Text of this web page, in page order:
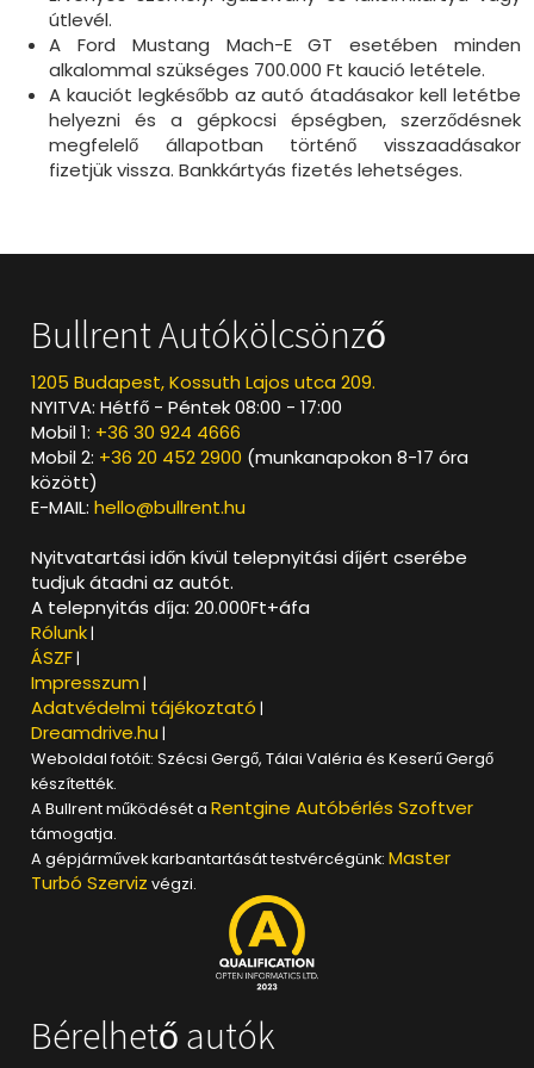
útlevél.
A Ford Mustang Mach-E GT esetében minden
alkalommal szükséges 700.000 Ft kaució letétele.
A kauciót legkésőbb az autó átadásakor kell letétbe
helyezni és a gépkocsi épségben, szerződésnek
megfelelő állapotban történő visszaadásakor
fizetjük vissza. Bankkártyás fizetés lehetséges.
Bullrent Autókölcsönző
1205 Budapest, Kossuth Lajos utca 209.
NYITVA: Hétfő - Péntek 08:00 - 17:00
Mobil 1: +36 30 924 4666
Mobil 2: +36 20 452 2900 (munkanapokon 8-17 óra
között)
E-MAIL:hello@bullrent.hu
Nyitvatartási időn kívül telepnyitási díjért cserébe
tudjuk átadni az autót.
A telepnyitás díja: 20.000Ft+áfa
Rólunk|
ÁSZF|
Impresszum |
Adatvédelmi tájékoztató |
Dreamdrive.hu |
Weboldal fotóit: Szécsi Gergő, Tálai Valéria és Keserű Gergő
készítették.
A Bullrent működését aRentgine Autóbérlés Szoftver
támogatja.
A gépjárművek karbantartását testvércégünk:Master
Turbó Szerviz végzi.
Bérelhető autók